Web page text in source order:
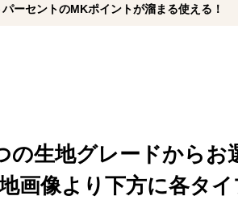
ーセントのMKポイントが溜まる使える！
の生地グレードから
画像より下方に各タイ